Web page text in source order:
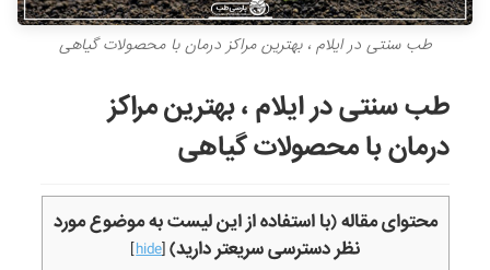
طب سنتی در ایلام ، بهترین مراکز درمان با محصولات گیاهی
طب سنتی در ایلام ، بهترین مراکز
درمان با محصولات گیاهی
محتوای مقاله (با استفاده از این لیست به موضوع مورد
نظر دسترسی سریعتر دارید)[
hide
]